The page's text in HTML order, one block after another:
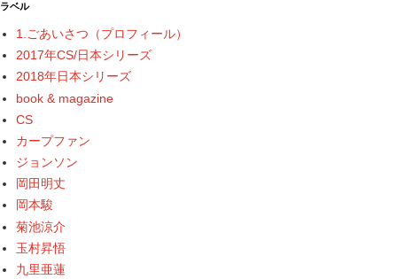
ラベル
1.ごあいさつ（プロフィール）
2017年CS/日本シリーズ
2018年日本シリーズ
book & magazine
CS
カープファン
ジョンソン
岡田明丈
岡本駿
菊池涼介
玉村昇悟
九里亜蓮